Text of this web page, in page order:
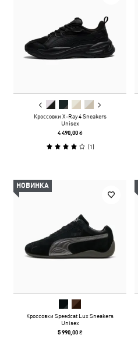
Кроссовки X-Ray 4 Sneakers
Unisex
4 490,00 ₴
(1)
НОВИНКА
Кроссовки Speedcat Lux Sneakers
Unisex
5 990,00 ₴